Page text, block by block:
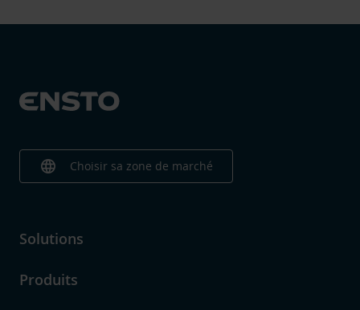
language Choisir sa zone de marché
Solutions
Produits